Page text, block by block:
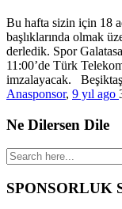
Bu hafta sizin için 18
başlıklarında olmak
derledik. Spor
11:00’de Türk
imzalayacak.
Anasponsor, 9 yıl ago
Ne Dilersen Dile
SPONSORLUK